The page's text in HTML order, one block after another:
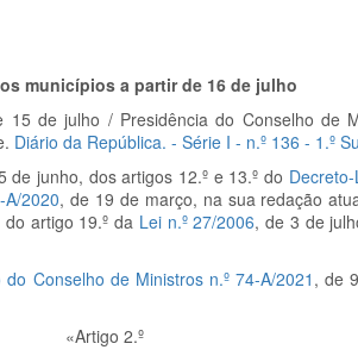
municípios a partir de 16 de julho
15 de julho / Presidência do Conselho de
Diário da República. - Série I - n.º 136 - 1.º
de junho, dos artigos 12.º e 13.º do
A/2020, de 19 de março, na sua redação
artigo 19.º da Lei n.º 27/2006, de 3 de
do Conselho de Ministros n.º 74-A/2021 , de
«Artigo 2.º